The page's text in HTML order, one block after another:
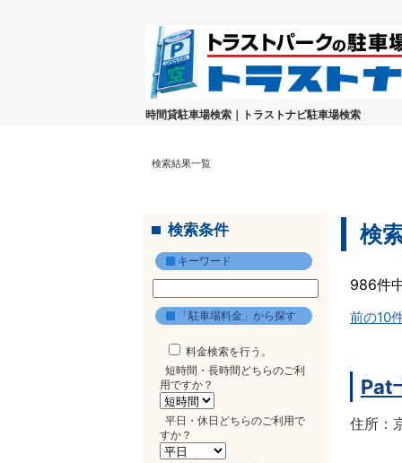
時間貸駐車場検索｜トラストナビ駐車場検索
検索結果一覧
検索条件
キーワード
「駐車場料金」から探す
料金検索を行う。
短時間・長時間どちらのご利
用ですか？
平日・休日どちらのご利用で
すか？
検
986件
前の10
Pat
住所：